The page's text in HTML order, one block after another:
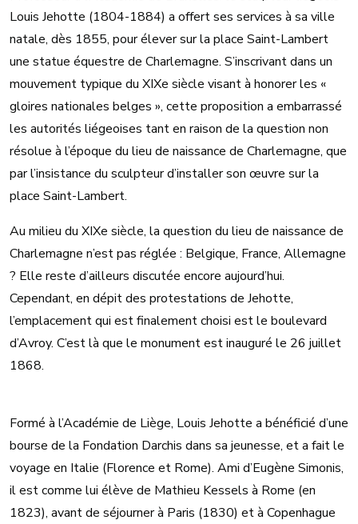
Louis Jehotte (1804-1884) a offert ses services à sa ville
natale, dès 1855, pour élever sur la place Saint-Lambert
une statue équestre de Charlemagne. S’inscrivant dans un
mouvement typique du XIXe siècle visant à honorer les «
gloires nationales belges », cette proposition a embarrassé
les autorités liégeoises tant en raison de la question non
résolue à l’époque du lieu de naissance de Charlemagne, que
par l’insistance du sculpteur d’installer son œuvre sur la
place Saint-Lambert.
Au milieu du XIXe siècle, la question du lieu de naissance de
Charlemagne n’est pas réglée : Belgique, France, Allemagne
? Elle reste d’ailleurs discutée encore aujourd’hui.
Cependant, en dépit des protestations de Jehotte,
l’emplacement qui est finalement choisi est le boulevard
d’Avroy. C’est là que le monument est inauguré le 26 juillet
1868.
Formé à l’Académie de Liège, Louis Jehotte a bénéficié d’une
bourse de la Fondation Darchis dans sa jeunesse, et a fait le
voyage en Italie (Florence et Rome). Ami d’Eugène Simonis,
il est comme lui élève de Mathieu Kessels à Rome (en
1823), avant de séjourner à Paris (1830) et à Copenhague